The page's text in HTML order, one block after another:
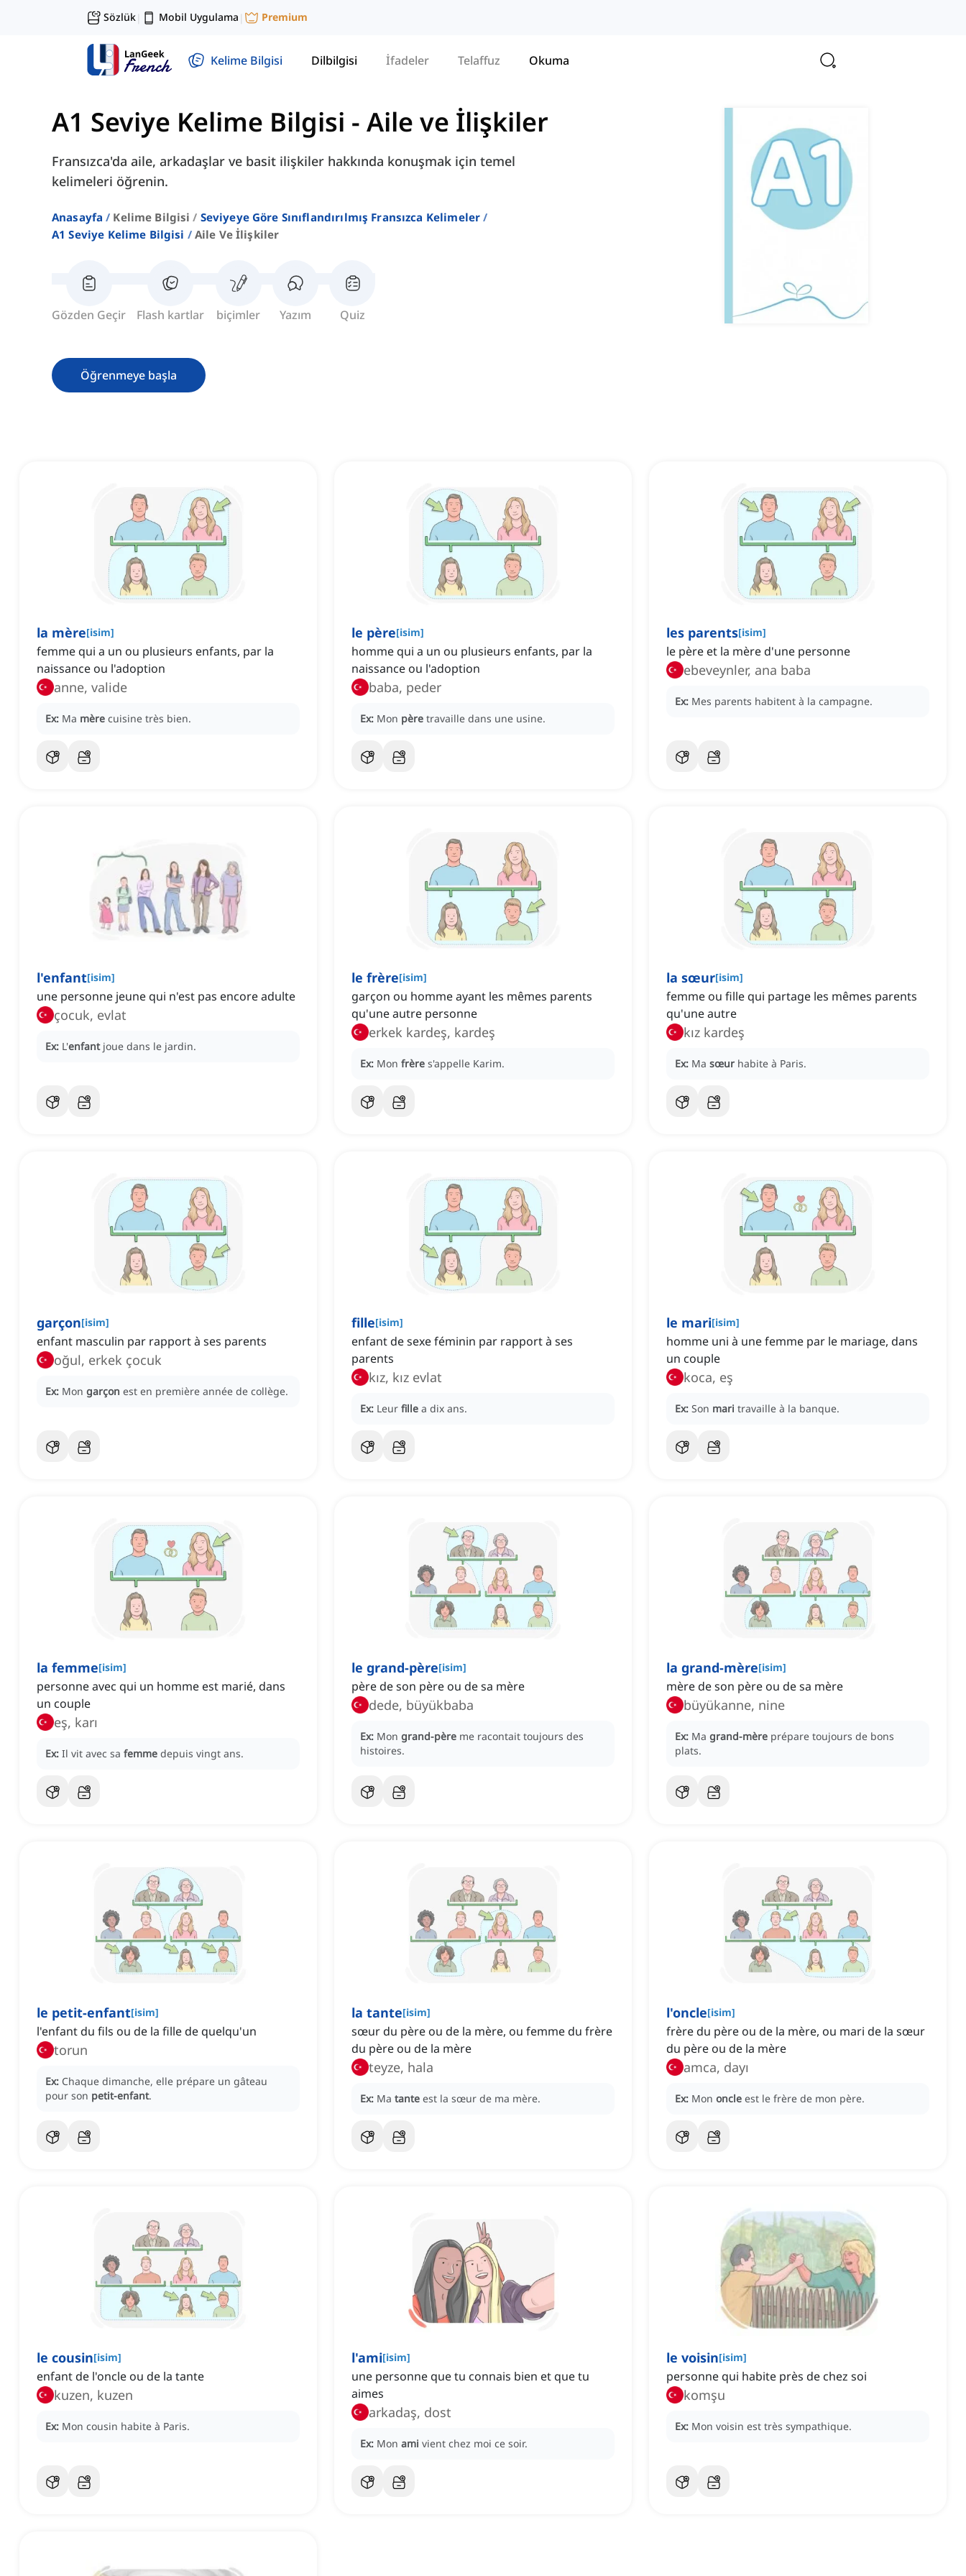
Sözlük| Mobil Uygulama | Premium
Kelime Bilgisi Dilbilgisi İfadeler Telaffuz Okuma
A1 Seviye Kelime Bilgisi - Aile ve İlişkiler
Fransızca'da aile, arkadaşlar ve basit ilişkiler hakkında konuşmak için temel
kelimeleri öğrenin.
Anasayfa Kelime Bilgisi
Seviyeye Göre Sınıflandırılmış Fransızca Kelimeler
A1 Seviye Kelime Bilgisi
Aile Ve İlişkiler
Gözden Geçir Flash kartlar biçimler Yazım Quiz
Öğrenmeye başla
la mère[isim]
femme qui a un ou plusieurs enfants, par la
naissance ou l'adoption
anne, valide
Ex: Ma mère cuisine très bien.
le père[isim]
homme qui a un ou plusieurs enfants, par la
naissance ou l'adoption
baba, peder
Ex: Mon père travaille dans une usine.
les parents[isim]
le père et la mère d'une personne
ebeveynler, ana baba
Ex: Mes parents habitent à la campagne.
l'enfant[isim]
une personne jeune qui n'est pas encore adulte
çocuk, evlat
Ex: L'enfant joue dans le jardin.
le frère[isim]
garçon ou homme ayant les mêmes parents
qu'une autre personne
erkek kardeş, kardeş
Ex: Mon frère s'appelle Karim.
la sœur[isim]
femme ou fille qui partage les mêmes parents
qu'une autre
kız kardeş
Ex: Ma sœur habite à Paris.
garçon[isim]
enfant masculin par rapport à ses parents
oğul, erkek çocuk
Ex: Mon garçon est en première année de collège.
fille[isim]
enfant de sexe féminin par rapport à ses
parents
kız, kız evlat
Ex: Leur fille a dix ans.
le mari[isim]
homme uni à une femme par le mariage, dans
un couple
koca, eş
Ex: Son mari travaille à la banque.
la femme[isim]
personne avec qui un homme est marié, dans
un couple
eş, karı
Ex: Il vit avec sa femme depuis vingt ans.
le grand-père[isim]
père de son père ou de sa mère
dede, büyükbaba
Ex: Mon grand-père me racontait toujours des
histoires.
la grand-mère[isim]
mère de son père ou de sa mère
büyükanne, nine
Ex: Ma grand-mère prépare toujours de bons
plats.
le petit-enfant[isim]
l'enfant du fils ou de la fille de quelqu'un
torun
Ex: Chaque dimanche, elle prépare un gâteau
pour son petit-enfant.
la tante[isim]
sœur du père ou de la mère, ou femme du frère
du père ou de la mère
teyze, hala
Ex: Ma tante est la sœur de ma mère.
l'oncle[isim]
frère du père ou de la mère, ou mari de la sœur
du père ou de la mère
amca, dayı
Ex: Mon oncle est le frère de mon père.
le cousin[isim]
enfant de l'oncle ou de la tante
kuzen, kuzen
Ex: Mon cousin habite à Paris.
l'ami[isim]
une personne que tu connais bien et que tu
aimes
arkadaş, dost
Ex: Mon ami vient chez moi ce soir.
le voisin[isim]
personne qui habite près de chez soi
komşu
Ex: Mon voisin est très sympathique.